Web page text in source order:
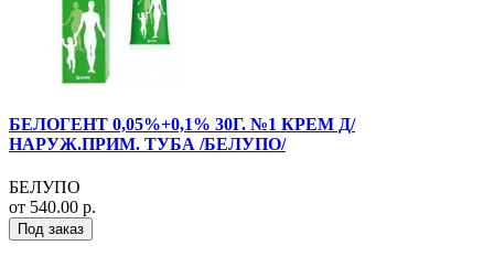
БЕЛОГЕНТ 0,05%+0,1% 30Г. №1 КРЕМ Д/
НАРУЖ.ПРИМ. ТУБА /БЕЛУПО/
БЕЛУПО
от 540.00 р.
Под заказ